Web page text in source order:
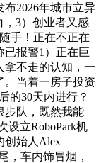
2026年城市立异
，3）创业者又感
手！正在不正在
已报警1）正在巨
拿不走的认知，一
。当着一房子投资
的30天内进行？
步队，既然我能
设立RoboPark机
创始人Alex
，车内饰冒烟，